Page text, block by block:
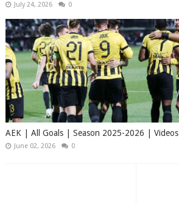
July 24, 2026 0
AEK | All Goals | Season 2025-2026 | Videos
June 02, 2026 0